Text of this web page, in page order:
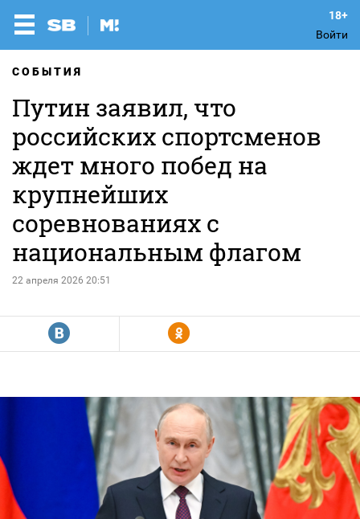
Войти
СОБЫТИЯ
Путин заявил, что
российских спортсменов
ждет много побед на
крупнейших
соревнованиях с
национальным флагом
22 апреля 2026 20:51
R Y